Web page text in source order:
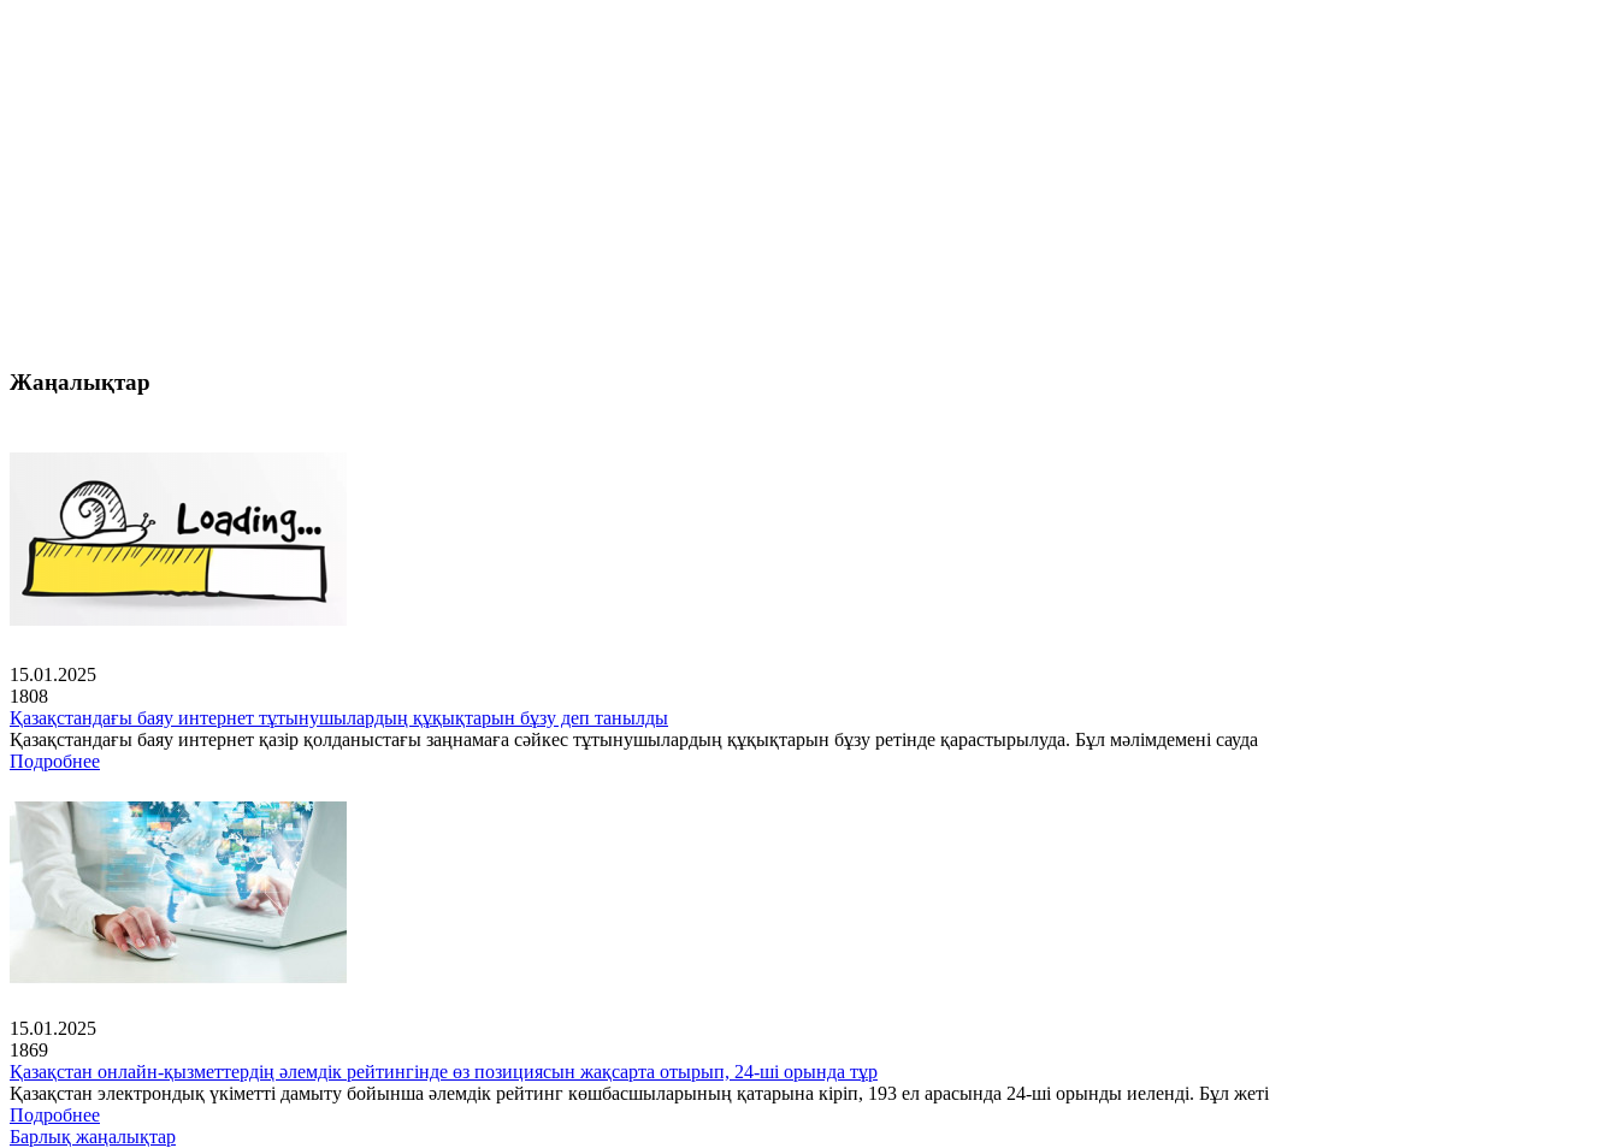
Жаңалықтар
15.01.2025
1808
Қазақстандағы баяу интернет тұтынушылардың құқықтарын бұзу деп танылды
Қазақстандағы баяу интернет қазір қолданыстағы заңнамаға сәйкес тұтынушылардың құқықтарын бұзу ретінде қарастырылуда. Бұл мәлімдемені сауда
Подробнее
15.01.2025
1869
Қазақстан онлайн-қызметтердің әлемдік рейтингінде өз позициясын жақсарта отырып, 24-ші орында тұр
Қазақстан электрондық үкіметті дамыту бойынша әлемдік рейтинг көшбасшыларының қатарына кіріп, 193 ел арасында 24-ші орынды иеленді. Бұл жеті
Подробнее
Барлық жаңалықтар